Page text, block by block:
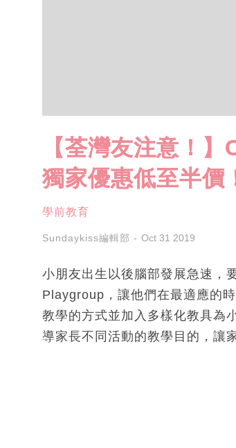
【荃灣友注意！
獨家優惠低至半價
學前教育
Sundaykiss編輯部 Oct 31 2019
小朋友出生以後腦部發展急速，
Playgroup，讓他們在最適應的
教學的方式並加入多樣化教具為
導家長不同活動的教學目的，讓